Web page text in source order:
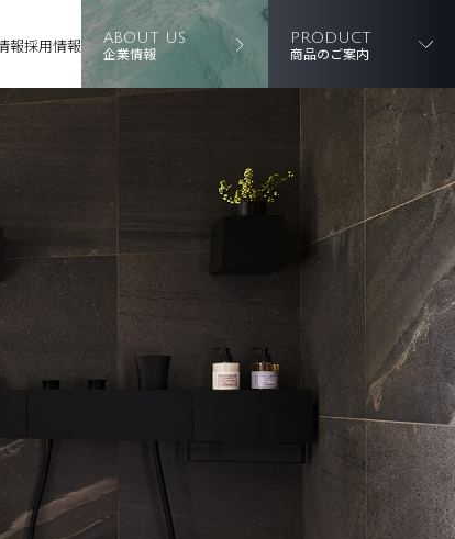
報採用情報 ABOUT US
企業情報
PRODUCT
商品のご案内